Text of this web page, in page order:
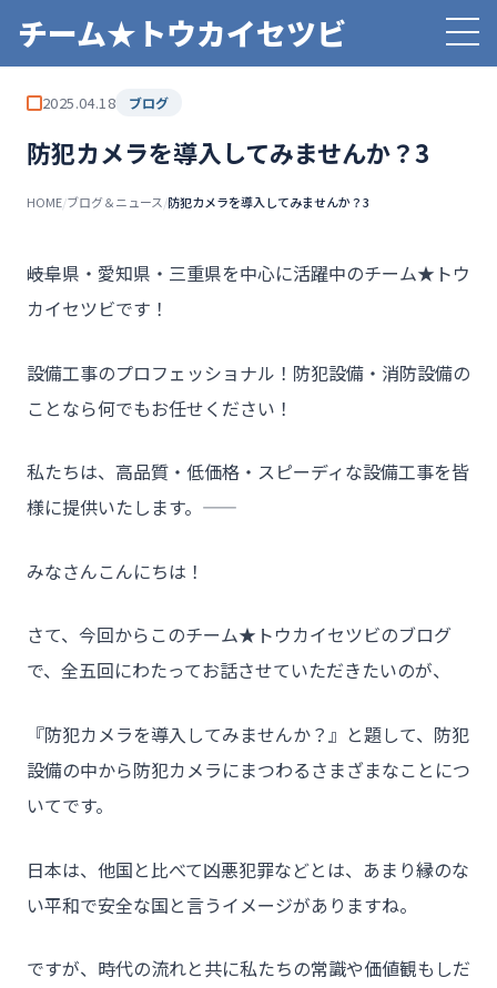
チーム★トウカイセツビ
2025.04.18 ブログ
防犯カメラを導入してみませんか？3
HOME/ブログ＆ニュース/防犯カメラを導入してみませんか？3
――岐阜県・愛知県・三重県を中心に活躍中のチーム★トウ
カイセツビです！
設備工事のプロフェッショナル！防犯設備・消防設備の
ことなら何でもお任せください！
私たちは、高品質・低価格・スピーディな設備工事を皆
様に提供いたします。――
みなさんこんにちは！
さて、今回からこのチーム★トウカイセツビのブログ
で、全五回にわたってお話させていただきたいのが、
『防犯カメラを導入してみませんか？』と題して、防犯
設備の中から防犯カメラにまつわるさまざまなことにつ
いてです。
日本は、他国と比べて凶悪犯罪などとは、あまり縁のな
い平和で安全な国と言うイメージがありますね。
ですが、時代の流れと共に私たちの常識や価値観もしだ